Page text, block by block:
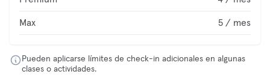
Max 5 / mes
Pueden aplicarse límites de check-in adicionales en algunas
clases o actividades.